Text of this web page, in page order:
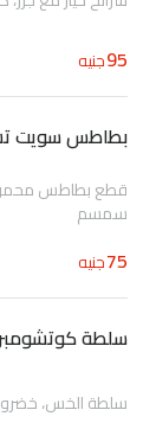
95جنيه
بطاطس سويت
قطع بطاطس
سمسم
75جنيه
سلطة
سلطة الخس،